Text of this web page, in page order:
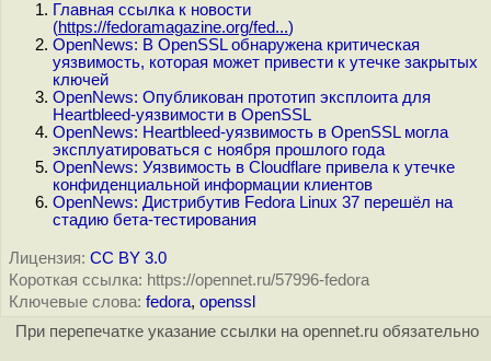
Главная ссылка к новости
(https://fedoramagazine.org/fed...)
OpenNews: В OpenSSL обнаружена критическая
уязвимость, которая может привести к утечке закрытых
ключей
OpenNews: Опубликован прототип эксплоита для
Heartbleed-уязвимости в OpenSSL
OpenNews: Heartbleed-уязвимость в OpenSSL могла
эксплуатироваться с ноября прошлого года
OpenNews: Уязвимость в Cloudflare привела к утечке
конфиденциальной информации клиентов
OpenNews: Дистрибутив Fedora Linux 37 перешёл на
стадию бета-тестирования
Лицензия: CC BY 3.0
Короткая ссылка: https://opennet.ru/57996-fedora
Ключевые слова: fedora, openssl
При перепечатке указание ссылки на opennet.ru обязательно